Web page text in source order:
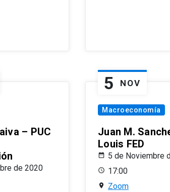
– PUC
de 2020
5 NOV
Macroeconomía
Juan M.
Louis FED
5 de Noviembre
17:00
Zoom